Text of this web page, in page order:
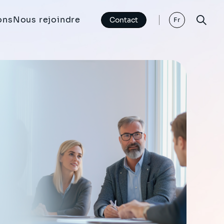
Nous rejoindre Contact Fr